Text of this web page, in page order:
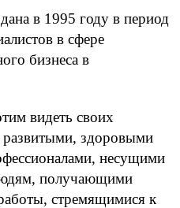
в 1995 году в период
в сфере
бизнеса в
видеть своих
здоровыми
несущими
получающими
стремящимися к